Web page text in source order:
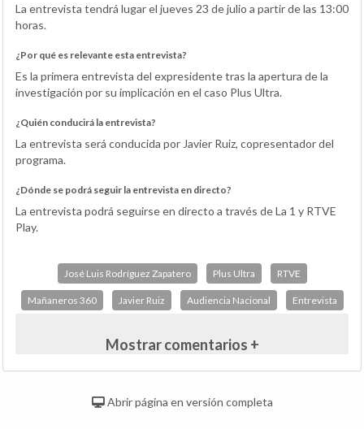
La entrevista tendrá lugar el jueves 23 de julio a partir de las 13:00
horas.
¿Por qué es relevante esta entrevista?
Es la primera entrevista del expresidente tras la apertura de la
investigación por su implicación en el caso Plus Ultra.
¿Quién conducirá la entrevista?
La entrevista será conducida por Javier Ruiz, copresentador del
programa.
¿Dónde se podrá seguir la entrevista en directo?
La entrevista podrá seguirse en directo a través de La 1 y RTVE
Play.
José Luis Rodríguez Zapatero Plus Ultra RTVE
Mañaneros 360 Javier Ruiz Audiencia Nacional Entrevista
Mostrar comentarios +
Abrir página en versión completa